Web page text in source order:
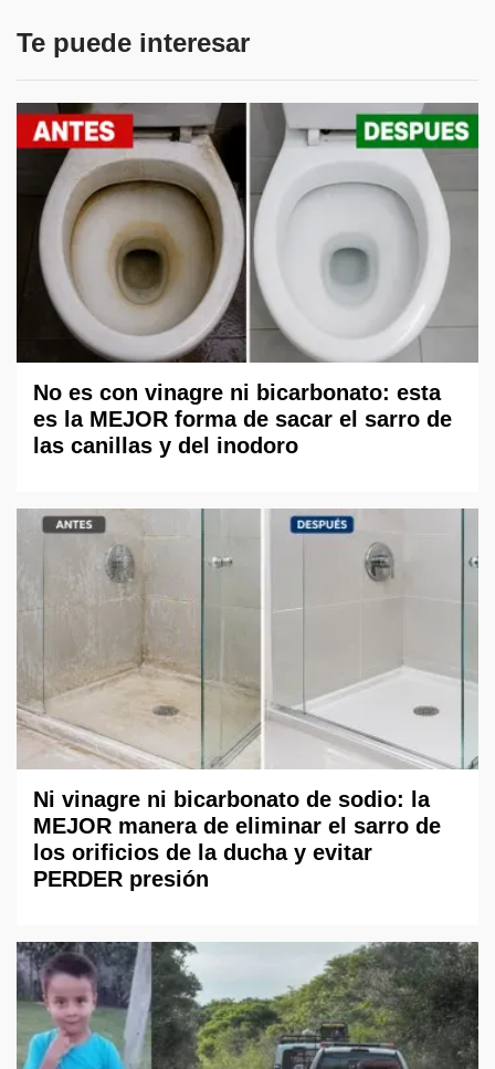
Te puede interesar
No es con vinagre ni bicarbonato: esta
es la MEJOR forma de sacar el sarro de
las canillas y del inodoro
Ni vinagre ni bicarbonato de sodio: la
MEJOR manera de eliminar el sarro de
los orificios de la ducha y evitar
PERDER presión